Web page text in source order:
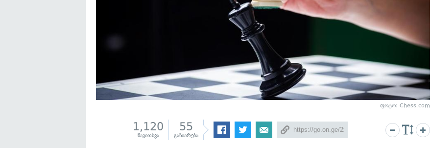
ფოტო: Chess.com
1,120
წაკითხვა
55
გაზიარება